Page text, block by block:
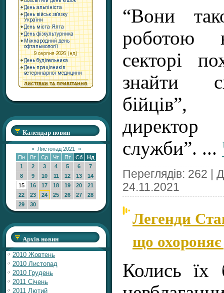
Календар новин
« Листопад 2021
»
Пн
Вт Ср Чт Пт Сб
Нд
1
2 3 4 5 6
7
8
9 10 11 12 13
14
15
16 17 18 19 20
21
22
23 24 25 26 27
28
29
30
Архів новин
2010 Жовтень
2010 Листопад
2010 Грудень
2011 Січень
2011 Лютий
“Вони
роботою
секторі
знайти
служби”. ...
Переглядів: 262 |
24.11.2021
Легенди
що охороняє
Колись їх